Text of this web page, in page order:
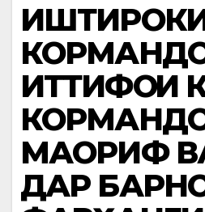
ИТТИФОҚИ
МАОРИФ
ДАР